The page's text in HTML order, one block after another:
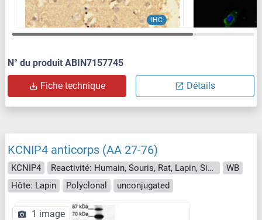
IHC
N° du produit ABIN7157745
Fiche technique Détails
KCNIP4 anticorps (AA 27-76)
KCNIP4 Reactivité: Humain, Souris, Rat, Lapin, Singe
WB
Hôte: Lapin
Polyclonal unconjugated
1 image